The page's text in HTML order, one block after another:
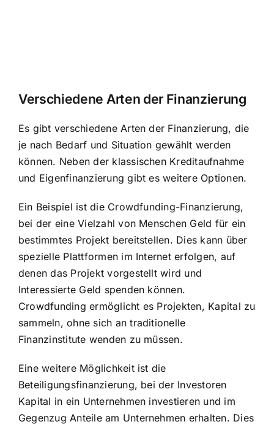
Verschiedene Arten der Finanzierung
Es gibt verschiedene Arten der Finanzierung, die
je nach Bedarf und Situation gewählt werden
können. Neben der klassischen Kreditaufnahme
und Eigenfinanzierung gibt es weitere Optionen.
Ein Beispiel ist die Crowdfunding-Finanzierung,
bei der eine Vielzahl von Menschen Geld für ein
bestimmtes Projekt bereitstellen. Dies kann über
spezielle Plattformen im Internet erfolgen, auf
denen das Projekt vorgestellt wird und
Interessierte Geld spenden können.
Crowdfunding ermöglicht es Projekten, Kapital zu
sammeln, ohne sich an traditionelle
Finanzinstitute wenden zu müssen.
Eine weitere Möglichkeit ist die
Beteiligungsfinanzierung, bei der Investoren
Kapital in ein Unternehmen investieren und im
Gegenzug Anteile am Unternehmen erhalten. Dies